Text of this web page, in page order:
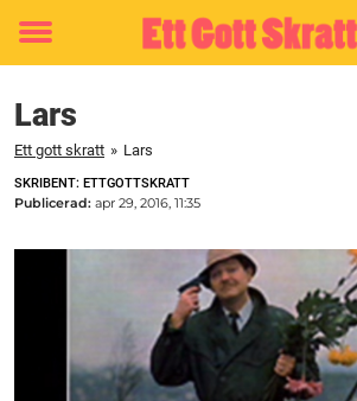
Toggle
Lars
Ett gott skratt » Lars
SKRIBENT: ETTGOTTSKRATT
Publicerad: apr 29, 2016, 11:35